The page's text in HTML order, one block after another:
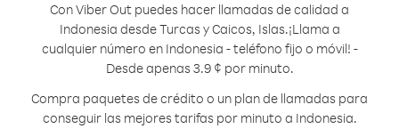
Con Viber Out puedes hacer llamadas de calidad a
Indonesia desde Turcas y Caicos, Islas.¡Llama a
cualquier número en Indonesia - teléfono fijo o móvil! -
Desde apenas 3.9 ¢ por minuto.
Compra paquetes de crédito o un plan de llamadas para
conseguir las mejores tarifas por minuto a Indonesia.